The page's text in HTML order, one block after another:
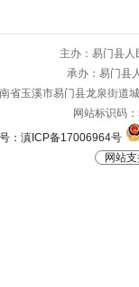
主办：易门县
承办：易门县
省玉溪市易门县龙泉街
网站标识码
：滇ICP备17006964号
网站